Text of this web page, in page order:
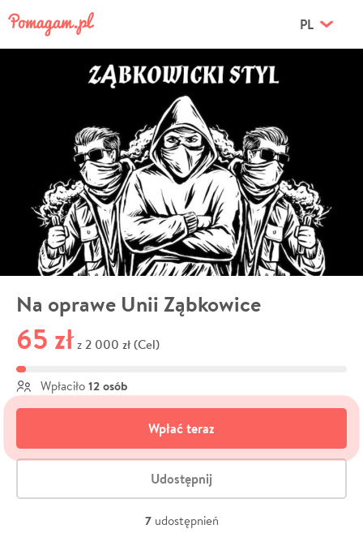
PL
Na oprawe Unii Ząbkowice
65 zł z 2 000 zł (Cel)
Wpłaciło 12 osób
Wpłać teraz
Udostępnij
7 udostępnień